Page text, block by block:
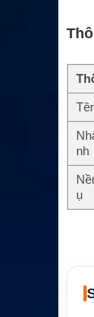
nh
ụ